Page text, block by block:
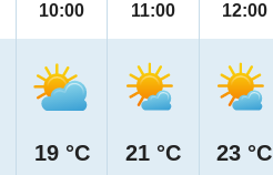
10:00
19 °C
11:00
21 °C
12:00
23 °C